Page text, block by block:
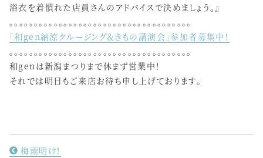
浴衣を着慣れた店員さんのアドバイスで決めましょう。』
。。。。。。。。。。。。。。。。。。。。。。。。。。。。。。。。。。。。。
「和gen納涼クルージング＆きもの講演会」参加者募集中！
。。。。。。。。。。。。。。。。。。。。。。。。。。。。。。。。。。。。。
和genは新潟まつりまで休まず営業中！
それでは明日もご来店お待ち申し上げております。
梅雨明け！